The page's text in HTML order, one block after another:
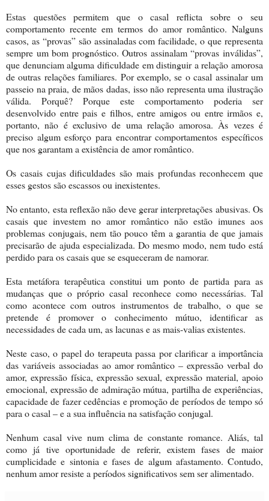
Estas questões permitem que o casal reflicta sobre o seu
comportamento recente em termos do amor romântico. Nalguns
casos, as “provas” são assinaladas com facilidade, o que representa
sempre um bom prognóstico. Outros assinalam “provas inválidas”,
que denunciam alguma dificuldade em distinguir a relação amorosa
de outras relações familiares. Por exemplo, se o casal assinalar um
passeio na praia, de mãos dadas, isso não representa uma ilustração
válida. Porquê? Porque este comportamento poderia ser
desenvolvido entre pais e filhos, entre amigos ou entre irmãos e,
portanto, não é exclusivo de uma relação amorosa. Às vezes é
preciso algum esforço para encontrar comportamentos específicos
que nos garantam a existência de amor romântico.
Os casais cujas dificuldades são mais profundas reconhecem que
esses gestos são escassos ou inexistentes.
No entanto, esta reflexão não deve gerar interpretações abusivas. Os
casais que investem no amor romântico não estão imunes aos
problemas conjugais, nem tão pouco têm a garantia de que jamais
precisarão de ajuda especializada. Do mesmo modo, nem tudo está
perdido para os casais que se esqueceram de namorar.
Esta metáfora terapêutica constitui um ponto de partida para as
mudanças que o próprio casal reconhece como necessárias. Tal
como acontece com outros instrumentos de trabalho, o que se
pretende é promover o conhecimento mútuo, identificar as
necessidades de cada um, as lacunas e as mais-valias existentes.
Neste caso, o papel do terapeuta passa por clarificar a importância
das variáveis associadas ao amor romântico – expressão verbal do
amor, expressão física, expressão sexual, expressão material, apoio
emocional, expressão de admiração mútua, partilha de experiências,
capacidade de fazer cedências e promoção de períodos de tempo só
para o casal – e a sua influência na satisfação conjugal.
Nenhum casal vive num clima de constante romance. Aliás, tal
como já tive oportunidade de referir, existem fases de maior
cumplicidade e sintonia e fases de algum afastamento. Contudo,
nenhum amor resiste a períodos significativos sem ser alimentado.